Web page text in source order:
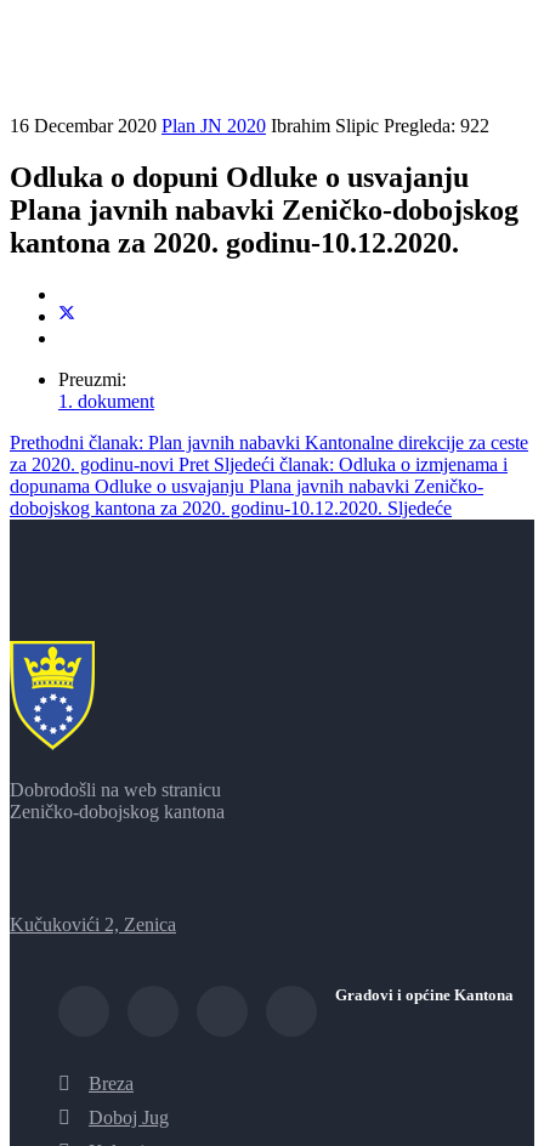
16 Decembar 2020 Plan JN 2020 Ibrahim Slipic Pregleda: 922
Odluka o dopuni Odluke o usvajanju
Plana javnih nabavki Zeničko-dobojskog
kantona za 2020. godinu-10.12.2020.
Preuzmi:
1. dokument
Prethodni članak: Plan javnih nabavki Kantonalne direkcije za ceste
za 2020. godinu-novi Pret Sljedeći članak: Odluka o izmjenama i
dopunama Odluke o usvajanju Plana javnih nabavki Zeničko-
dobojskog kantona za 2020. godinu-10.12.2020. Sljedeće
Dobrodošli na web stranicu
Zeničko-dobojskog kantona
Kučukovići 2, Zenica
Gradovi i općine Kantona
Breza
Doboj Jug